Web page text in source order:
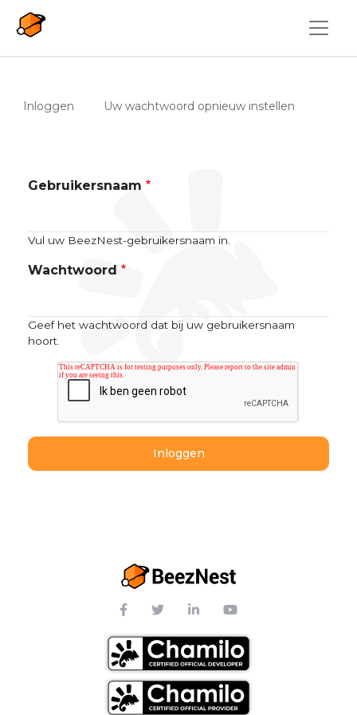
Primaire tabs
Inloggen (actieve tabblad)
Uw wachtwoord opnieuw instellen
Gebruikersnaam
Vul uw BeezNest-gebruikersnaam in.
Wachtwoord
Geef het wachtwoord dat bij uw gebruikersnaam
hoort.